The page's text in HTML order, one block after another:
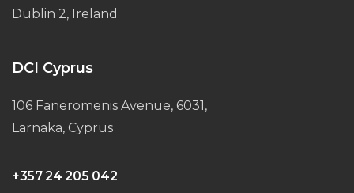
Dublin 2, Ireland
DCI Cyprus
106 Faneromenis Avenue, 6031,
Larnaka, Cyprus
+357 24 205 042